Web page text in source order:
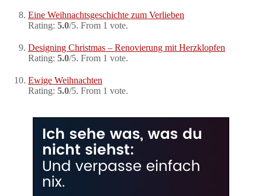
Eine Weihnachtsgeschichte zum Verlieben
Rating: 5.0/5. From 1 vote.
Designing Christmas – Renovierung mit Herzklopfen
Rating: 5.0/5. From 1 vote.
Ewige Weihnachten
Rating: 5.0/5. From 1 vote.